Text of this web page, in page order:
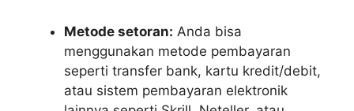
Metode setoran: Anda bisa
menggunakan metode pembayaran
seperti transfer bank, kartu kredit/debit,
atau sistem pembayaran elektronik